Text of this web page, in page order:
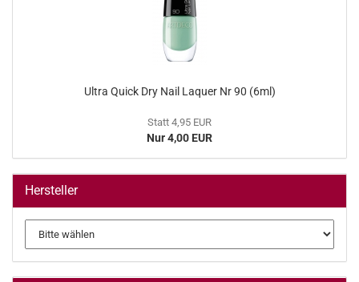
Ultra Quick Dry Nail Laquer Nr 90 (6ml)
Statt 4,95 EUR
Nur 4,00 EUR
Hersteller